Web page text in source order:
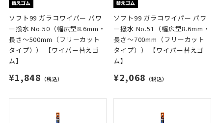
ソフト99 ガラコワイパー パワ
ー撥水 No.50（幅広型8.6mm・
長さ～500mm（フリーカット
タイプ）） 【ワイパー替えゴ
ム】
¥1,848 （税込）
ソフト99 ガラコワイパー パワ
ー撥水 No.51（幅広型8.6mm・
長さ～700mm（フリーカット
タイプ）） 【ワイパー替えゴ
ム】
¥2,068 （税込）